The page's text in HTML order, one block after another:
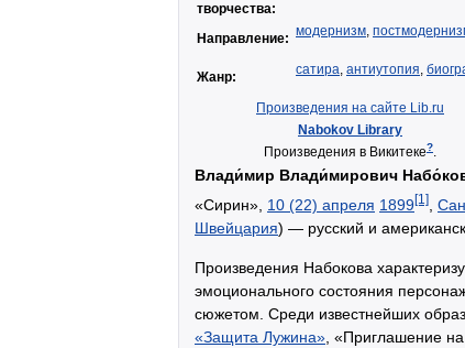
творчества:
Направление: модернизм,
Жанр: сатира, антиутопия,
Произведения на сайте Lib.ru
Nabokov Library
Произведения в Викитеке?.
Влади́мир Влади́мирович
«Сирин», 10 (22) апреля 1899[1]
Швейцария) — русский и
Произведения Набокова
эмоционального состояния
сюжетом. Среди известнейших
«Защита Лужина» , «Приглашение